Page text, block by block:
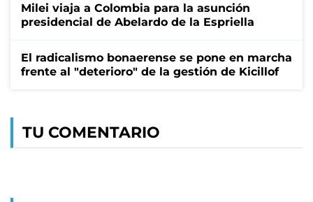
Milei viaja a Colombia para la asunción
presidencial de Abelardo de la Espriella
El radicalismo bonaerense se pone en marcha
frente al "deterioro" de la gestión de Kicillof
TU COMENTARIO